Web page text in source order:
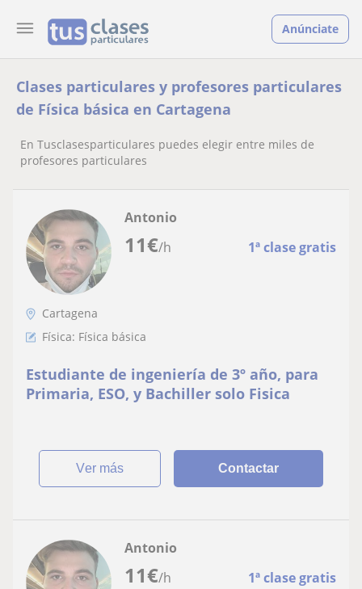
Anúnciate
Clases particulares y profesores particulares
de Física básica en Cartagena
En Tusclasesparticulares puedes elegir entre miles de
profesores particulares
11€/h 1ª clase gratis
Antonio
Cartagena
Física: Física básica
Estudiante de ingeniería de 3º año, para
Primaria, ESO, y Bachiller solo Fisica
ver más Contactar
11€/h 1ª clase gratis
Antonio